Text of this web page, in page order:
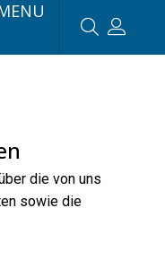
die von uns
sowie die